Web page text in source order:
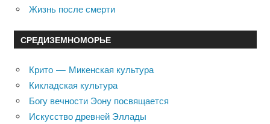
Жизнь после смерти
СРЕДИЗЕМНОМОРЬЕ
Крито — Микенская культура
Кикладская культура
Богу вечности Эону посвящается
Искусство древней Эллады